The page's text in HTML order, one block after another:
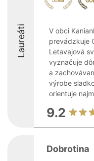
Laureáti
V obci
prevádzkuje
Letavajová
vyznačuje
a
výrobe
orientuje
9.2
Dobrotina